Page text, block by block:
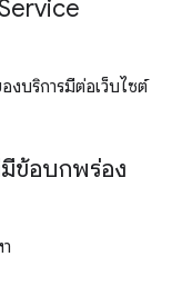
งบริการมีต่อเว็บไซต์
ข้อบกพร่อง